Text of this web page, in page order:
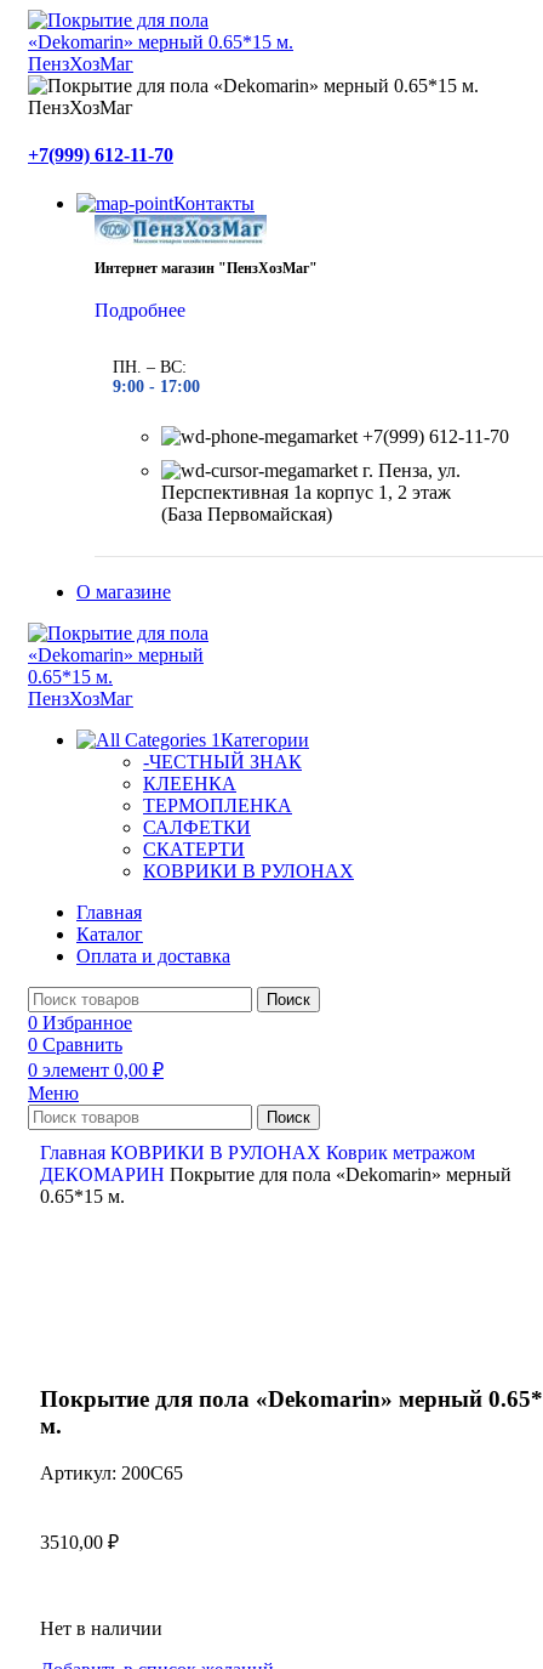
+7(999) 612-11-70
Контакты
Интернет магазин "ПензХозМаг"
Подробнее
ПН. – ВС:
9:00 - 17:00
+7(999) 612-11-70
г. Пенза, ул.
Перспективная 1а корпус 1, 2 этаж
(База Первомайская)
О магазине
Категории
-ЧЕСТНЫЙ ЗНАК
КЛЕЕНКА
ТЕРМОПЛЕНКА
САЛФЕТКИ
СКАТЕРТИ
КОВРИКИ В РУЛОНАХ
Главная
Каталог
Оплата и доставка
Поиск
0 Избранное
0 Сравнить
0 элемент 0,00 ₽
Меню
Поиск
Главная КОВРИКИ В РУЛОНАХ Коврик метражом
ДЕКОМАРИН Покрытие для пола «Dekomarin» мерный
0.65*15 м.
Покрытие для пола «Dekomarin» мерный
м.
Артикул: 200C65
3510,00 ₽
Нет в наличии